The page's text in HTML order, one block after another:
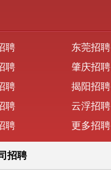
聘 东莞招聘
聘 肇庆招聘
聘 揭阳招聘
聘 云浮招聘
聘 更多招聘
招聘